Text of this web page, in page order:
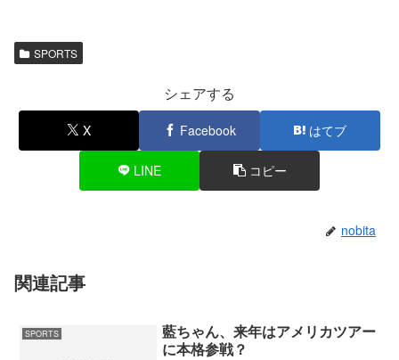
SPORTS
シェアする
X Facebook はてブ
LINE コピー
nobita
関連記事
SPORTS
藍ちゃん、来年はアメリカツアー
に本格参戦？